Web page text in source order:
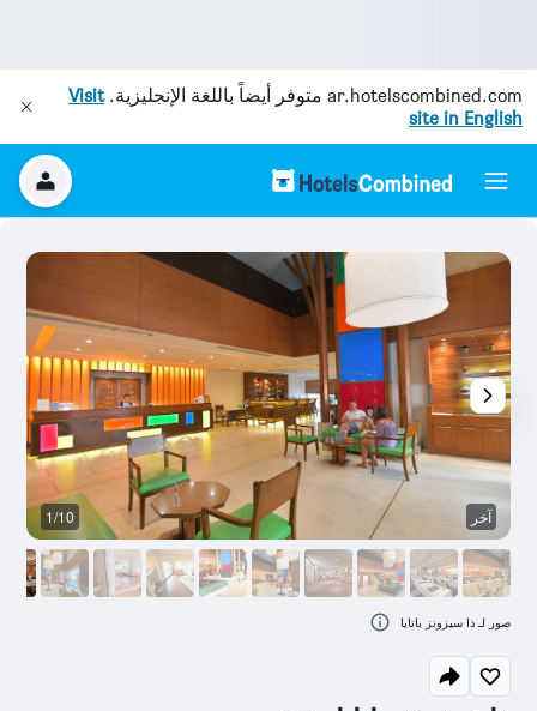
ar.hotelscombined.com متوفر أيضاً باللغة الإنجليزية.Visit
site in English
آخر 1/10
صور لـ ذا سيزونز باتايا